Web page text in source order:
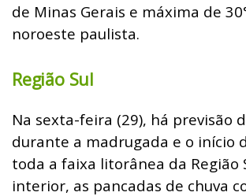
de Minas Gerais e máxima de
noroeste paulista.
Região Sul
Na sexta-feira (29), há previsão
durante a madrugada e o início
toda a faixa litorânea da Região
interior, as pancadas de chuva